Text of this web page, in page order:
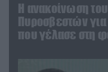
Η ανακοίνωση
Πυροσβεστών για
που γέλασε στη